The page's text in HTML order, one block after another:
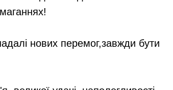
нових перемог,завжди бути